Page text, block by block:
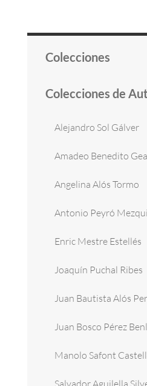
Colecciones
Colecciones de
Alejandro Sol Gálver
Amadeo Benedito Gea
Angelina Alós Tormo
Antonio Peyró
Enric Mestre Estellés
Joaquín Puchal Ribes
Juan Bautista Alós
Juan Bosco Pérez
Manolo Safont
Salvador Aguilella